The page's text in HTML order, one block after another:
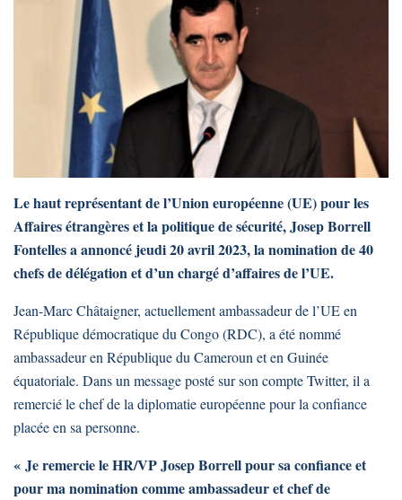
Le haut représentant de l’Union européenne (UE) pour les
Affaires étrangères et la politique de sécurité, Josep Borrell
Fontelles a annoncé jeudi 20 avril 2023, la nomination de 40
chefs de délégation et d’un chargé d’affaires de l’UE.
Jean-Marc Châtaigner, actuellement ambassadeur de l’UE en
République démocratique du Congo (RDC), a été nommé
ambassadeur en République du Cameroun et en Guinée
équatoriale. Dans un message posté sur son compte Twitter, il a
remercié le chef de la diplomatie européenne pour la confiance
placée en sa personne.
« Je remercie le HR/VP Josep Borrell pour sa confiance et
pour ma nomination comme ambassadeur et chef de